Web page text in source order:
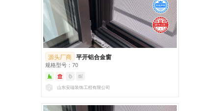
源头厂商 平开铝合金窗
规格型号：70
山东安瑞装饰工程有限公司